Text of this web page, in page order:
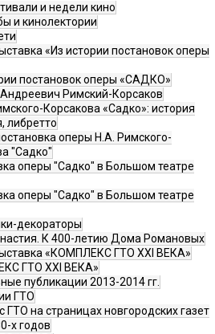
и недели кино
и кинолектории
«Из истории постановок оперы
постановок оперы «САДКО»
Римский-Корсаков
Корсакова «Садко»: история
либретто
оперы Н.А. Римского-
"Садко"
оперы "Садко" в Большом театре
оперы "Садко" в Большом театре
декораторы
К 400-летию Дома Романовых
«КОМПЛЕКС ГТО XXI ВЕКА»
ГТО XXI ВЕКА»
публикации 2013-2014 гг.
ГТО
ГТО на страницах новгородских газет
х годов